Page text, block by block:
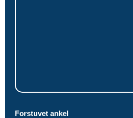
Forstuvet ankel